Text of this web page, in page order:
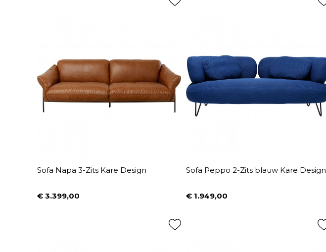
Sofa Napa 3-Zits Kare Design
Prijs
€ 3.399,00
Sofa Peppo 2-Zits blauw Kare Design
Prijs
€ 1.949,00